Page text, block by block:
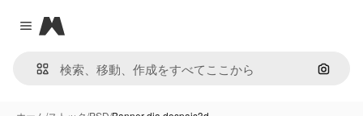
Close menu
Magnific
画像で